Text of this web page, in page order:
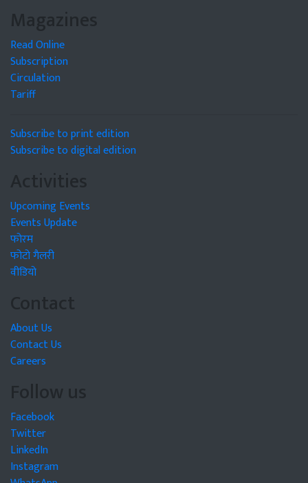
Magazines
Read Online
Subscription
Circulation
Tariff
Subscribe to print edition
Subscribe to digital edition
Activities
Upcoming Events
Events Update
फोरम
फोटो गैलरी
वीडियो
Contact
About Us
Contact Us
Careers
Follow us
Facebook
Twitter
LinkedIn
Instagram